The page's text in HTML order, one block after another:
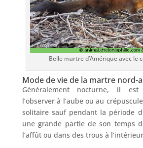
Belle martre d’Amérique avec le
Mode de vie de la martre nord-
Généralement nocturne, il est
l’observer à l’aube ou au
solitaire sauf pendant la période
une grande partie de son temps
l’affût ou dans des trous à